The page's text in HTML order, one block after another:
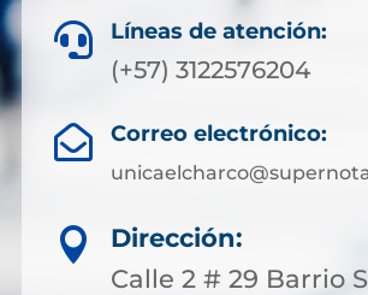
 Líneas de atención:
(+57) 3122576204
 Correo electrónico:

Dirección:
Calle 2 # 29 Barrio